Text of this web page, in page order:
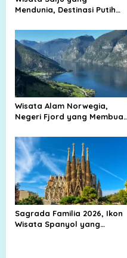
Mendunia, Destinasi Putih
Wisatawan
Wisata Alam Norwegia,
Negeri Fjord yang Membuat
Sagrada Familia 2026, Ikon
Wisata Spanyol yang